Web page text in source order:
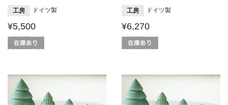
工房 ドイツ製
¥5,500
工房 ドイツ製
¥6,270